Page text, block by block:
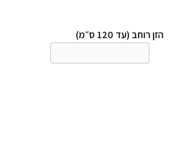
הזן רוחב (עד 120 ס״מ)